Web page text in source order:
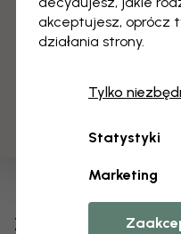
Zmień swoją
akceptujesz, oprócz
działania strony.
Tylko
Statystyki
Marketing